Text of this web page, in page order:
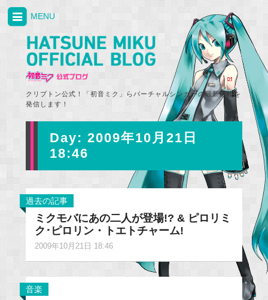
クリプトン公式！「初音ミク」らバーチャルシンガーの最新情報を
発信します！
MENU
Day: 2009年10月21日
18:46
過去の記事
ミクモバにあの二人が登場!? & ピロリミ
ク･ピロリン・トエトチャーム!
2009年10月21日 18:46
音楽